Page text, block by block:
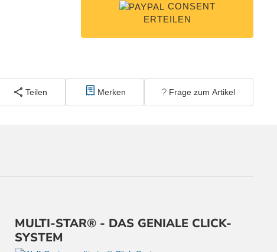
CONSENT
ERTEILEN
Teilen Merken Frage zum Artikel
MULTI-STAR® - DAS GENIALE CLICK-
SYSTEM